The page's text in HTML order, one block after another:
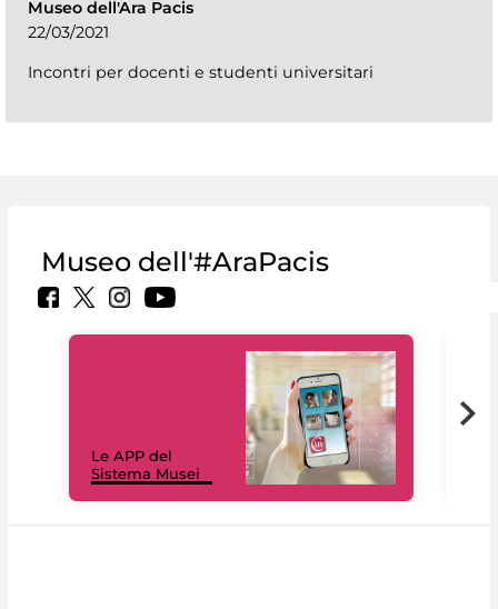
Museo dell'Ara Pacis
22/03/2021
Incontri per docenti e studenti universitari
Museo dell'#AraPacis
Le APP del
Sistema Musei